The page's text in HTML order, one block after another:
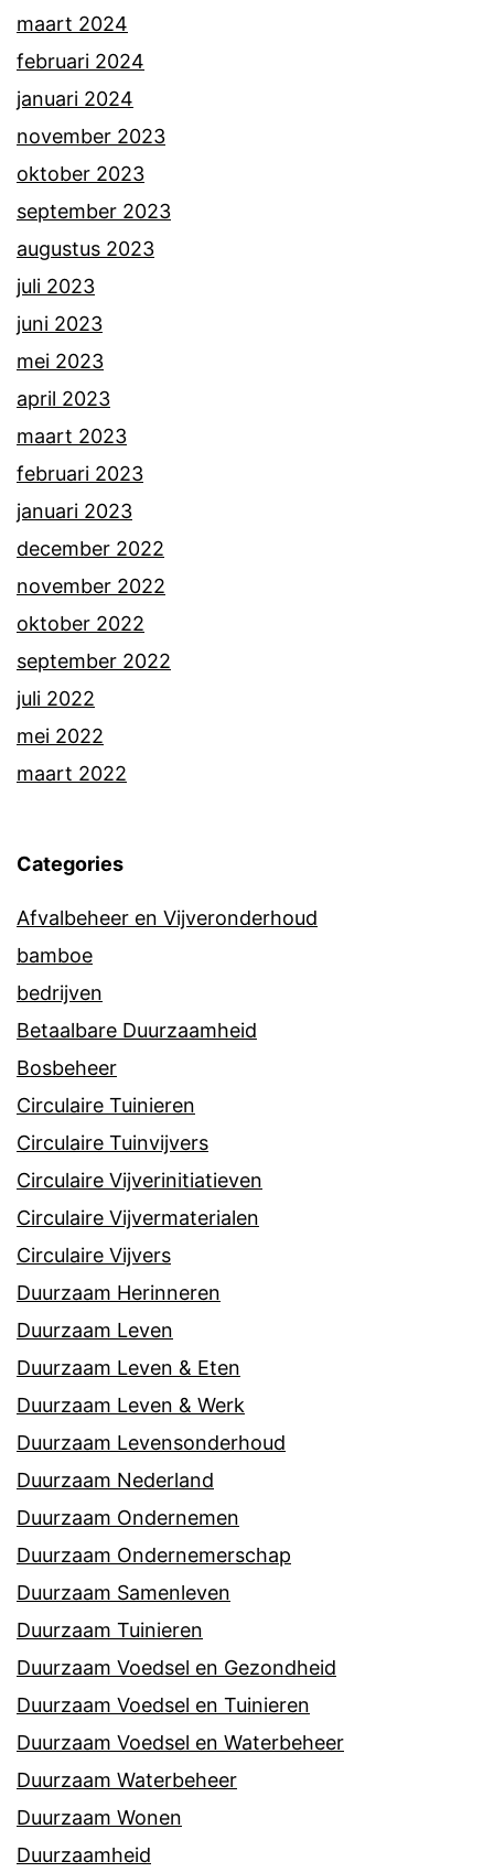
maart 2024
februari 2024
januari 2024
november 2023
oktober 2023
september 2023
augustus 2023
juli 2023
juni 2023
mei 2023
april 2023
maart 2023
februari 2023
januari 2023
december 2022
november 2022
oktober 2022
september 2022
juli 2022
mei 2022
maart 2022
Categories
Afvalbeheer en Vijveronderhoud
bamboe
bedrijven
Betaalbare Duurzaamheid
Bosbeheer
Circulaire Tuinieren
Circulaire Tuinvijvers
Circulaire Vijverinitiatieven
Circulaire Vijvermaterialen
Circulaire Vijvers
Duurzaam Herinneren
Duurzaam Leven
Duurzaam Leven & Eten
Duurzaam Leven & Werk
Duurzaam Levensonderhoud
Duurzaam Nederland
Duurzaam Ondernemen
Duurzaam Ondernemerschap
Duurzaam Samenleven
Duurzaam Tuinieren
Duurzaam Voedsel en Gezondheid
Duurzaam Voedsel en Tuinieren
Duurzaam Voedsel en Waterbeheer
Duurzaam Waterbeheer
Duurzaam Wonen
Duurzaamheid